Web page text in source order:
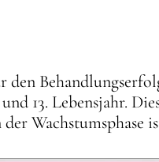
den
13. Lebensjahr.
Wachstumsphase